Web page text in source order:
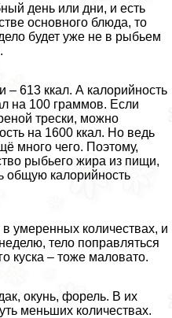
день или дни, и есть
основного блюда, то
будет уже не в рыбьем
– 613 ккал. А калорийность
на 100 граммов. Если
трески, можно
на 1600 ккал. Но ведь
много чего. Поэтому,
рыбьего жира из пищи,
общую калорийность
умеренных количествах, и
тело поправляться
куска – тоже маловато.
окунь, форель. В их
меньших количествах.